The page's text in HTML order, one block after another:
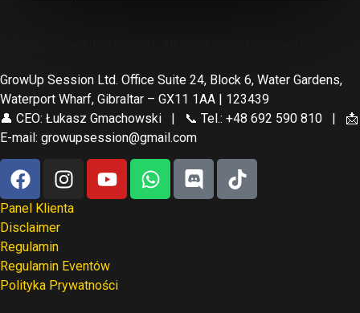
GrowUp Session Ltd. Office Suite 24, Block 6, Water Gardens,
Waterport Wharf, Gibraltar – GX11 1AA | 123439
👤 CEO: Łukasz Gmachowski | 📞 Tel.: +48 692 590 810 | 📩
E-mail: growupsession@gmail.com
Panel Klienta
Disclaimer
Regulamin
Regulamin Eventów
Polityka Prywatności